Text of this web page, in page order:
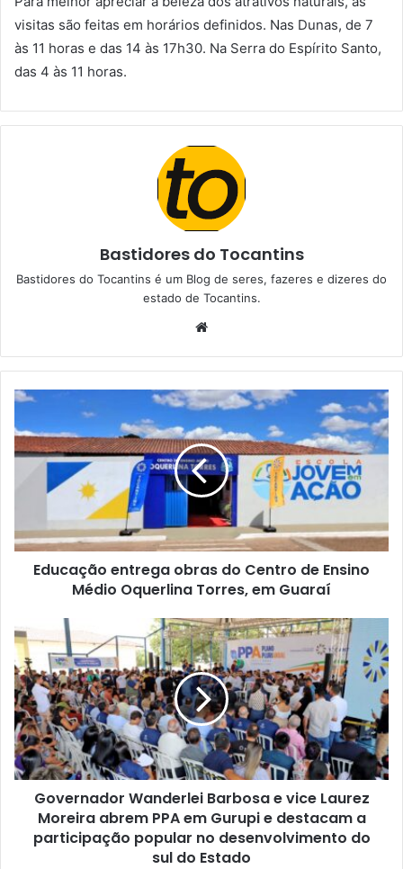
visitas são feitas em horários definidos. Nas Dunas, de 7
às 11 horas e das 14 às 17h30. Na Serra do Espírito Santo,
das 4 às 11 horas.
Bastidores do Tocantins
Bastidores do Tocantins é um Blog de seres, fazeres e dizeres do
estado de Tocantins.
b
s
i
t
e
Educação entrega obras do Centro de Ensino
Médio Oquerlina Torres, em Guaraí
Governador Wanderlei Barbosa e vice Laurez
Moreira abrem PPA em Gurupi e destacam a
participação popular no desenvolvimento do
sul do Estado